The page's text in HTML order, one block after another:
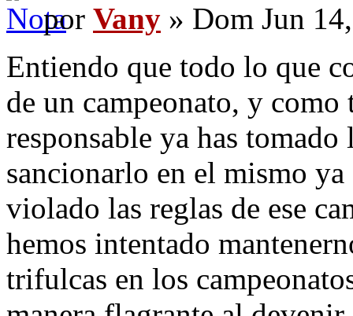
por Vany » Dom Jun
Entiendo que todo lo que
de un campeonato, y como
responsable ya has
sancionarlo en el mismo
violado las reglas de ese
hemos intentado
trifulcas en los